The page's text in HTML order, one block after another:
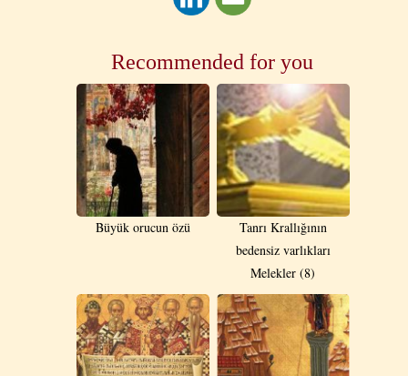
Recommended for you
Büyük orucun özü
Tanrı Krallığının
bedensiz varlıkları
Melekler (8)